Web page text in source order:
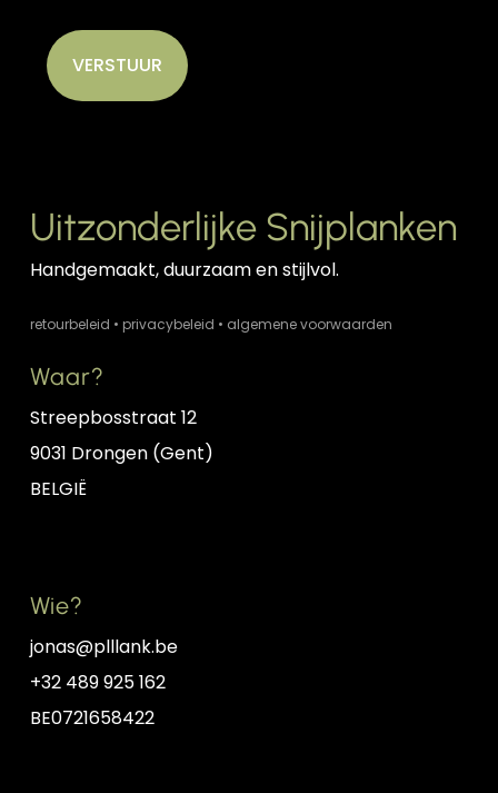
Uitzonderlijke Snijplanken
Handgemaakt, duurzaam en stijlvol.
retourbeleid • privacybeleid • algemene voorwaarden
Waar?
Streepbosstraat 12
9031 Drongen (Gent)
BELGIË
Wie?
jonas@plllank.be
+32 489 925 162
BE0721658422